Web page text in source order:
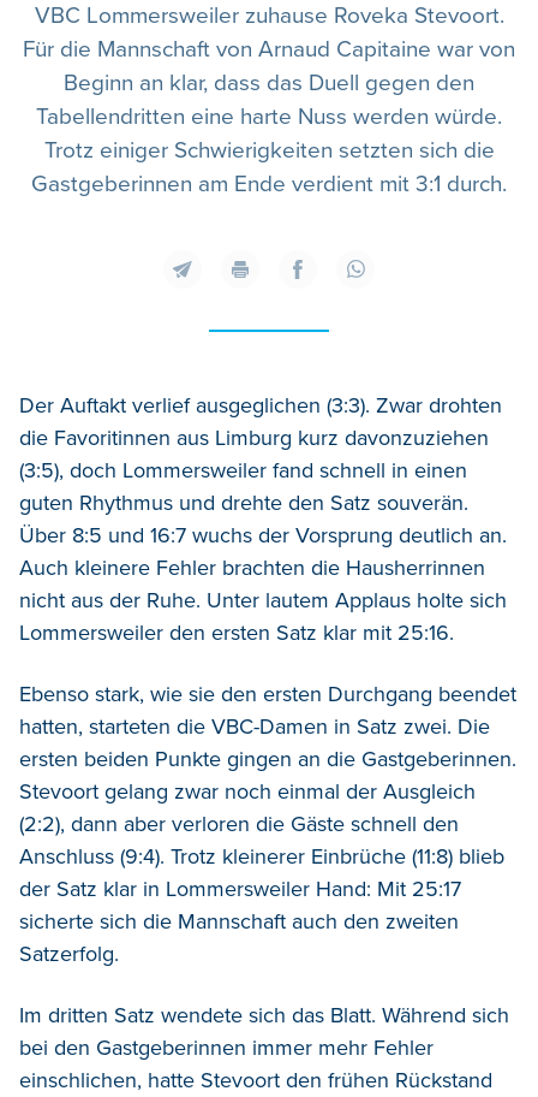
VBC Lommersweiler zuhause Roveka Stevoort.
Für die Mannschaft von Arnaud Capitaine war von
Beginn an klar, dass das Duell gegen den
Tabellendritten eine harte Nuss werden würde.
Trotz einiger Schwierigkeiten setzten sich die
Gastgeberinnen am Ende verdient mit 3:1 durch.
Der Auftakt verlief ausgeglichen (3:3). Zwar drohten
die Favoritinnen aus Limburg kurz davonzuziehen
(3:5), doch Lommersweiler fand schnell in einen
guten Rhythmus und drehte den Satz souverän.
Über 8:5 und 16:7 wuchs der Vorsprung deutlich an.
Auch kleinere Fehler brachten die Hausherrinnen
nicht aus der Ruhe. Unter lautem Applaus holte sich
Lommersweiler den ersten Satz klar mit 25:16.
Ebenso stark, wie sie den ersten Durchgang beendet
hatten, starteten die VBC-Damen in Satz zwei. Die
ersten beiden Punkte gingen an die Gastgeberinnen.
Stevoort gelang zwar noch einmal der Ausgleich
(2:2), dann aber verloren die Gäste schnell den
Anschluss (9:4). Trotz kleinerer Einbrüche (11:8) blieb
der Satz klar in Lommersweiler Hand: Mit 25:17
sicherte sich die Mannschaft auch den zweiten
Satzerfolg.
Im dritten Satz wendete sich das Blatt. Während sich
bei den Gastgeberinnen immer mehr Fehler
einschlichen, hatte Stevoort den frühen Rückstand